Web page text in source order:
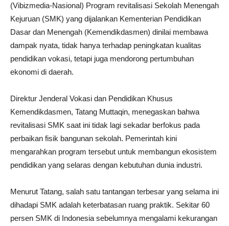
(Vibizmedia-Nasional) Program revitalisasi Sekolah Menengah
Kejuruan (SMK) yang dijalankan Kementerian Pendidikan
Dasar dan Menengah (Kemendikdasmen) dinilai membawa
dampak nyata, tidak hanya terhadap peningkatan kualitas
pendidikan vokasi, tetapi juga mendorong pertumbuhan
ekonomi di daerah.
Direktur Jenderal Vokasi dan Pendidikan Khusus
Kemendikdasmen, Tatang Muttaqin, menegaskan bahwa
revitalisasi SMK saat ini tidak lagi sekadar berfokus pada
perbaikan fisik bangunan sekolah. Pemerintah kini
mengarahkan program tersebut untuk membangun ekosistem
pendidikan yang selaras dengan kebutuhan dunia industri.
Menurut Tatang, salah satu tantangan terbesar yang selama ini
dihadapi SMK adalah keterbatasan ruang praktik. Sekitar 60
persen SMK di Indonesia sebelumnya mengalami kekurangan